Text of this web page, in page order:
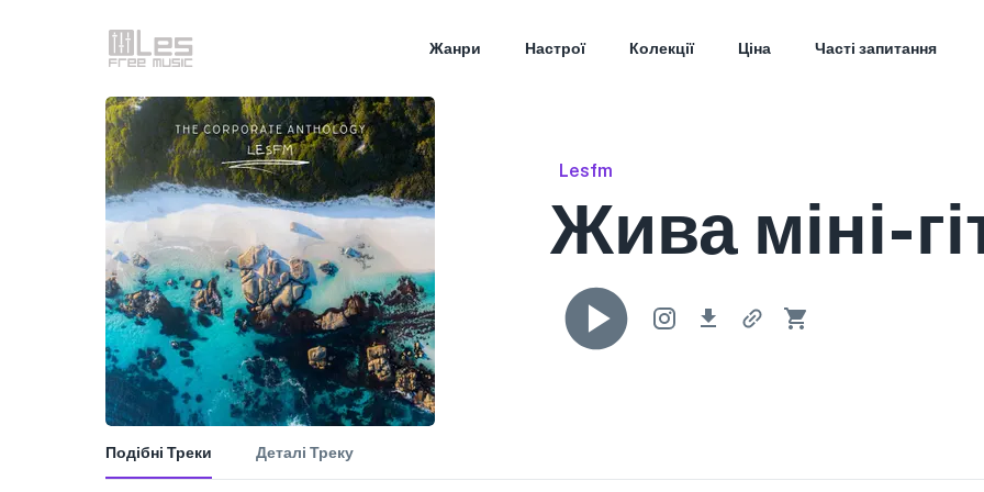
Жанри Настрої Колекції Ціна Часті запитання
Lesfm
Жива міні-
Подібні Треки Деталі Треку